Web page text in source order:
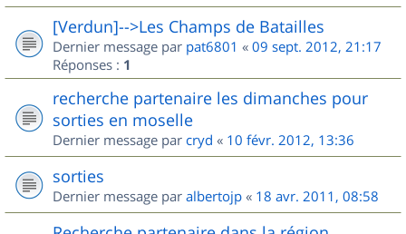
[Verdun]-->Les Champs de Batailles
Dernier message par pat6801 « 09 sept. 2012, 21:17
Réponses : 1
recherche partenaire les dimanches pour
sorties en moselle
Dernier message par cryd « 10 févr. 2012, 13:36
sorties
Dernier message par albertojp « 18 avr. 2011, 08:58